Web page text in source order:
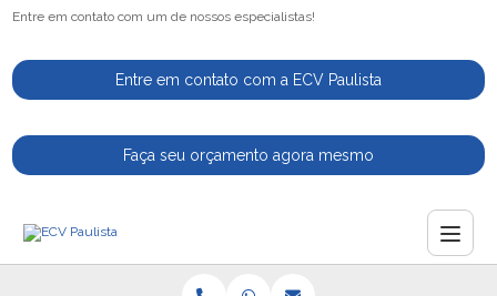
Entre em contato com um de nossos especialistas!
Entre em contato com a ECV Paulista
Faça seu orçamento agora mesmo